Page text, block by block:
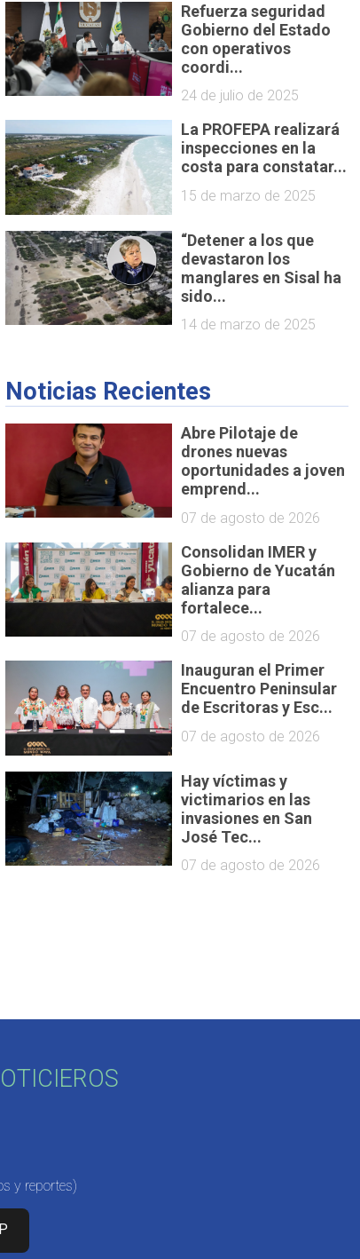
Refuerza seguridad
Gobierno del Estado
con operativos
coordi...
24 de julio de 2025
La PROFEPA realizará
inspecciones en la
costa para constatar...
15 de marzo de 2025
“Detener a los que
devastaron los
manglares en Sisal ha
sido...
14 de marzo de 2025
Noticias Recientes
Abre Pilotaje de
drones nuevas
oportunidades a joven
emprend...
07 de agosto de 2026
Consolidan IMER y
Gobierno de Yucatán
alianza para
fortalece...
07 de agosto de 2026
Inauguran el Primer
Encuentro Peninsular
de Escritoras y Esc...
07 de agosto de 2026
Hay víctimas y
victimarios en las
invasiones en San
José Tec...
07 de agosto de 2026
y reportes)